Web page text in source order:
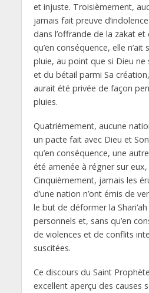
et injuste. Troisièmement,
jamais fait preuve
dans l’offrande de la zakat et
qu’en conséquence, elle
pluie, au point que si Dieu ne
et du bétail parmi Sa
aurait été privée de façon
pluies.
Quatrièmement, aucune
un pacte fait avec Dieu et
qu’en conséquence, une
été amenée à régner sur
Cinquièmement, jamais les
d’une nation n’ont émis de
le but de déformer la
personnels et, sans qu’en
de violences et de conflits
suscitées.
Ce discours du Saint
excellent aperçu des causes